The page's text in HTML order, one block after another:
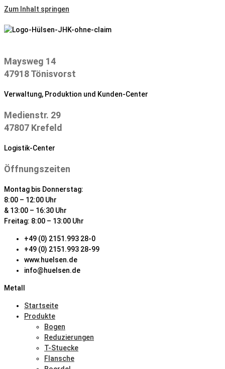
Zum Inhalt springen
Maysweg 14
47918 Tönisvorst
Verwaltung, Produktion und Kunden-Center
Medienstr. 29
47807 Krefeld
Logistik-Center
Öffnungszeiten
Montag bis Donnerstag:
8:00 – 12:00 Uhr
& 13:00 – 16:30 Uhr
Freitag: 8:00 – 13:00 Uhr
+49 (0) 2151.993 28-0
+49 (0) 2151.993 28-99
www.huelsen.de
info@huelsen.de
Metall
Startseite
Produkte
Bogen
Reduzierungen
T-Stuecke
Flansche